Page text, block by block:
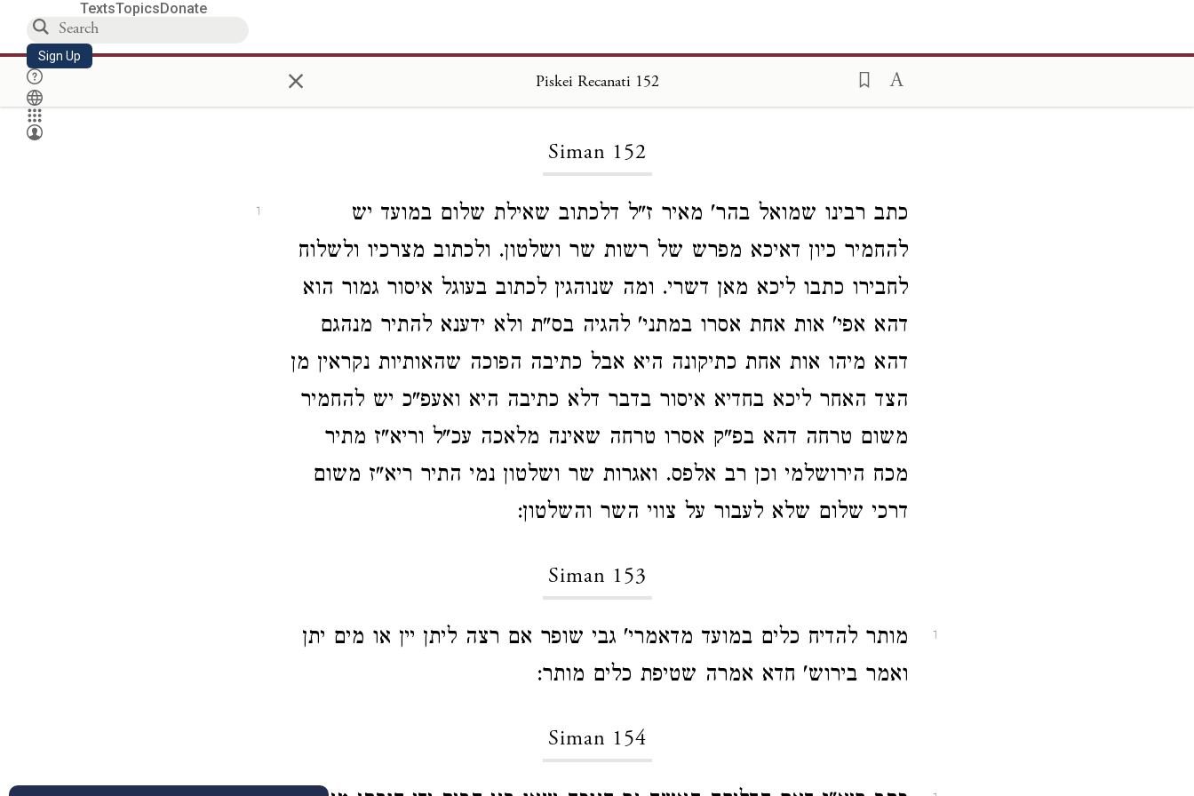
TextsTopicsDonate
Sign Up × Piskei Recanati 152
Siman 152
1
כתב רבינו שמואל בהר' מאיר ז"ל דלכתוב שאילת שלום במועד יש
להחמיר כיון דאיכא מפרש של רשות שר ושלטון. ולכתוב מצרכיו ולשלוח
לחבירו כתבו ליכא מאן דשרי. ומה שנוהגין לכתוב בעוגל איסור גמור הוא
דהא אפי' אות אחת אסרו במתני' להגיה בס"ת ולא ידענא להתיר מנהגם
דהא מיהו אות אחת כתיקונה היא אבל כתיבה הפוכה שהאותיות נקראין מן
הצד האחר ליכא בחדיא איסור בדבר דלא כתיבה היא ואעפ"כ יש להחמיר
משום טרחה דהא בפ"ק אסרו טרחה שאינה מלאכה עכ"ל וריא"ז מתיר
מכח הירושלמי וכן רב אלפס. ואגרות שר ושלטון נמי התיר ריא"ז משום
דרכי שלום שלא לעבור על צווי השר והשלטון:
Siman 153
1
מותר להדיח כלים במועד מדאמרי' גבי שופר אם רצה ליתן יין או מים יתן
ואמר בירוש' חדא אמרה שטיפת כלים מותר:
Siman 154